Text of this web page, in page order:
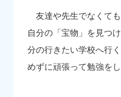
友達や先生でなくても
自分の「宝物」を見つ
分の行きたい学校へ行
めずに頑張って勉強を